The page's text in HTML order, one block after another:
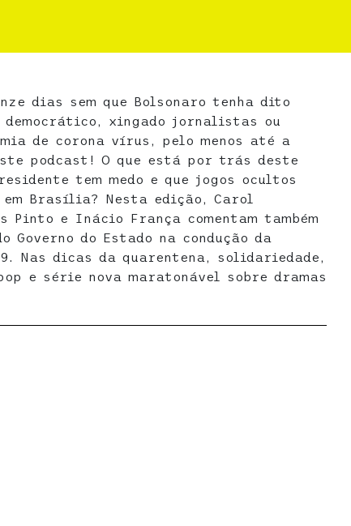
dias sem que Bolsonaro tenha dito
democrático, xingado jornalistas ou
de corona vírus, pelo menos até a
podcast! O que está por trás deste
tem medo e que jogos ocultos
em Brasília? Nesta edição, Carol
Pinto e Inácio França comentam também
Governo do Estado na condução da
Nas dicas da quarentena, solidariedade,
e série nova maratonável sobre dramas